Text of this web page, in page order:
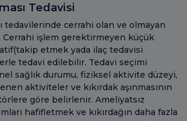
Tedavisi
tedavilerinde cerrahi olan ve olmayan
Cerrahi işlem gerektirmeyen küçük
etmek yada ilaç tedavisi
tedavi edilebilir. Tedavi seçimi
sağlık durumu, fiziksel aktivite düzeyi,
aktiviteler ve kıkırdak aşınmasının
göre belirlenir. Ameliyatsız
hafifletmek ve kıkırdağın daha fazla